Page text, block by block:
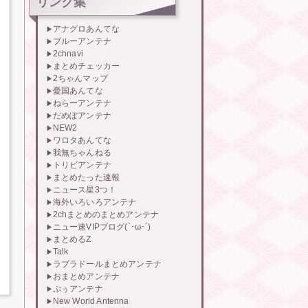
アナグロあんてな
ブルーアンテナ
2chnavi
まとめチェッカー
2ちゃんマップ
憂国あんてな
ねらーアンテナ
だめぽアンテナ
NEW2
ワロタあんてな
我無ちゃんねる
トリビアンテナ
まとめたった速報
ニュース星3つ！
海外いろいろアンテナ
2chまとめのまとめアンテナ
ニュー速VIPブログ(`･ω･´)
まとめるZ
Talk
ラブラドールまとめアンテナ
おまとめアンテナ
ぷぅアンテナ
New World Antenna